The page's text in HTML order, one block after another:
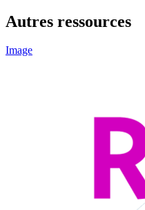
Autres ressources
Image